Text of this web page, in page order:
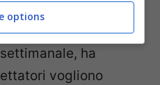
ambientali.
un’intervista
ha
vogliono
options